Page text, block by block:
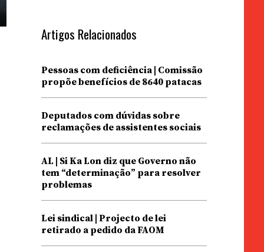
Artigos Relacionados
Pessoas com deficiência | Comissão
propõe benefícios de 8640 patacas
Deputados com dúvidas sobre
reclamações de assistentes sociais
AL | Si Ka Lon diz que Governo não
tem “determinação” para resolver
problemas
Lei sindical | Projecto de lei
retirado a pedido da FAOM